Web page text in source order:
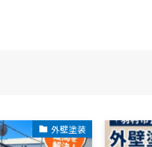
外壁塗装